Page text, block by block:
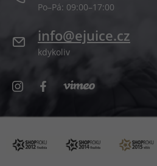
Po–Pá: 09:00–17:00
info@ejuice.cz
kdykoliv